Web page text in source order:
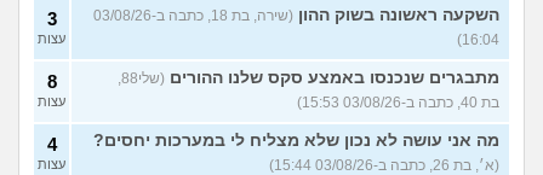
השקעה ראשונה בשוק ההון
(שירה, בת 18, כתבה ב-03/08/26
16:04)
3
עצות
מתבגרים שנכנסו באמצע סקס שלנו ההורים
(שלי88,
בת 40, כתבה ב-03/08/26 15:53)
8
עצות
מה אני עושה לא נכון שלא מצליח לי במערכות יחסים?
(א׳, בת 26, כתבה ב-03/08/26 15:44)
4
עצות